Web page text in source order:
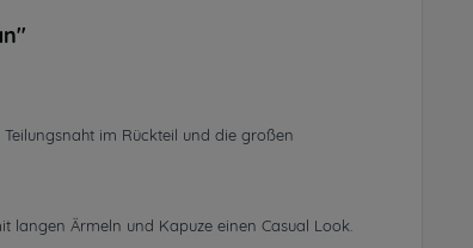
im Rückteil und die großen
langen Ärmeln und Kapuze einen Casual Look.